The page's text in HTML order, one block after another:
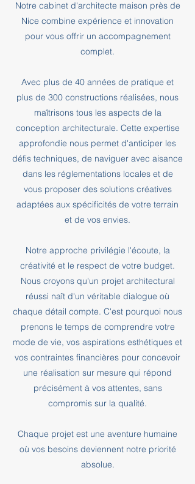
Notre cabinet d'architecte maison près de
Nice combine expérience et innovation
pour vous offrir un accompagnement
complet.
Avec plus de 40 années de pratique et
plus de 300 constructions réalisées, nous
maîtrisons tous les aspects de la
conception architecturale. Cette expertise
approfondie nous permet d'anticiper les
défis techniques, de naviguer avec aisance
dans les réglementations locales et de
vous proposer des solutions créatives
adaptées aux spécificités de votre terrain
et de vos envies.
Notre approche privilégie l'écoute, la
créativité et le respect de votre budget.
Nous croyons qu'un projet architectural
réussi naît d'un véritable dialogue où
chaque détail compte. C'est pourquoi nous
prenons le temps de comprendre votre
mode de vie, vos aspirations esthétiques et
vos contraintes financières pour concevoir
une réalisation sur mesure qui répond
précisément à vos attentes, sans
compromis sur la qualité.
Chaque projet est une aventure humaine
où vos besoins deviennent notre priorité
absolue.